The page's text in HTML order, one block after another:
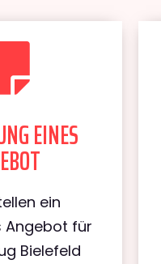
EINES
ein
Angebot für
Bielefeld